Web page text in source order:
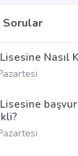
Sorular
Nasıl